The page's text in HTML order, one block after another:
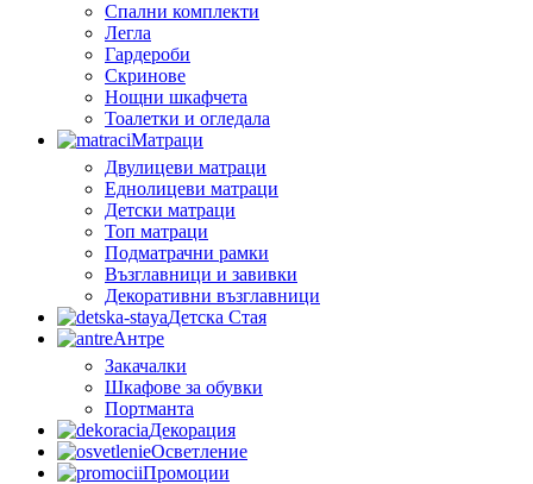
Спални комплекти
Легла
Гардероби
Скринове
Нощни шкафчета
Тоалетки и огледала
Матраци
Двулицеви матраци
Еднолицеви матраци
Детски матраци
Топ матраци
Подматрачни рамки
Възглавници и завивки
Декоративни възглавници
Детска Стая
Антре
Закачалки
Шкафове за обувки
Портманта
Декорация
Осветление
Промоции